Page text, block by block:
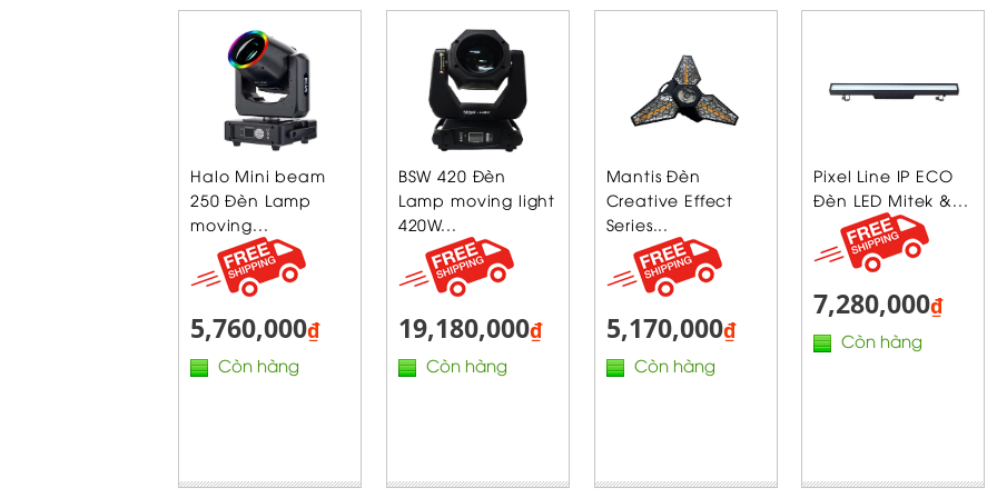
Halo Mini beam
250 Đèn Lamp
moving...
5,760,000₫
Còn hàng
BSW 420 Đèn
Lamp moving light
420W...
19,180,000₫
Còn hàng
Mantis Đèn
Creative Effect
Series...
5,170,000₫
Còn hàng
Pixel Line IP ECO
Đèn LED Mitek &...
7,280,000₫
Còn hàng